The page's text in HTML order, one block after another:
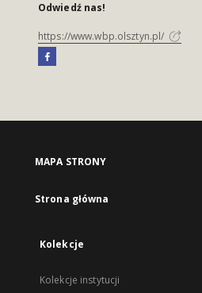
Odwiedź nas!
https://www.wbp.olsztyn.pl/
MAPA STRONY
Strona główna
Kolekcje
Kolekcje instytucji